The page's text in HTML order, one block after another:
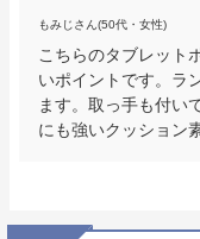
もみじさん(50代・女性)
こちらのタブレット
いポイントです。ラ
ます。取っ手も付い
にも強いクッション